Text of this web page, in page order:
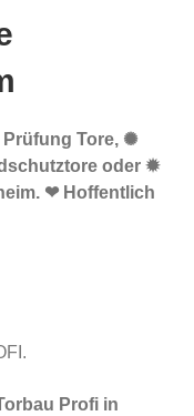
Tore, ✺
oder ✹
❤ Hoffentlich
Profi in